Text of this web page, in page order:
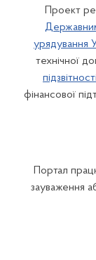
Проект
урядування
технічної
фінансової
Портал
зауваження